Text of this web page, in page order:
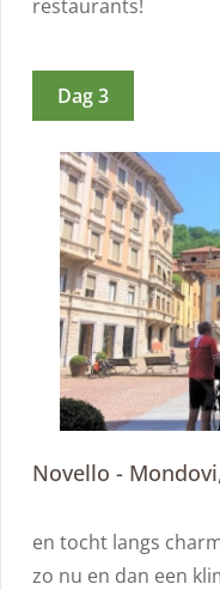
restaurants!
Dag 3
Novello -
en tocht langs
zo nu en dan een